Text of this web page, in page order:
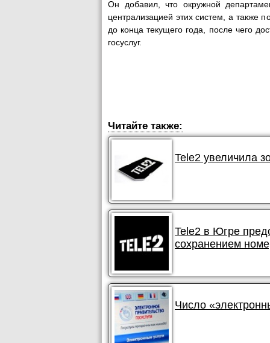
Он добавил, что окружной
централизацией этих систем, а также
до конца текущего года, после чего
госуслуг.
Читайте также:
Tele2 увеличила
Tele2 в Югре
сохранением
Число